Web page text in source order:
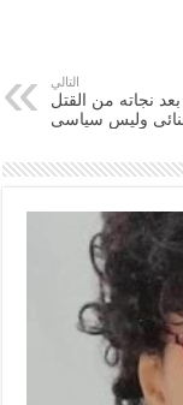
التالي
نجاته من القتل
وليس سياسى